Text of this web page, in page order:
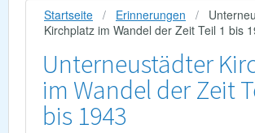
Startseite Erinnerungen
Kirchplatz im Wandel der Zeit Teil 1 bis
Unterneustädter
im Wandel der Zeit
bis 1943